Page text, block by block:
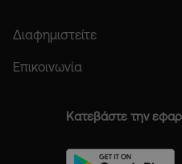
Διαφημιστείτε
Επικοινωνία
Κατεβάστε την